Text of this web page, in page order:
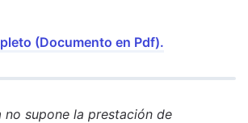
(Documento en Pdf).
no supone la prestación de